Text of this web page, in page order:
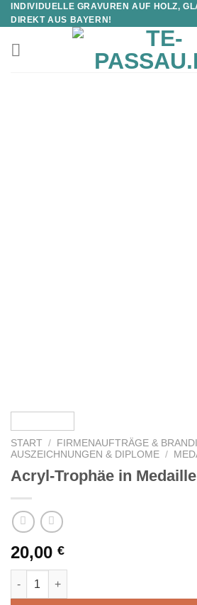
INDIVIDUELLE GRAVUREN AUF HOLZ,
DIREKT AUS BAYERN!
START / FIRMENAUFTRÄGE &
AUSZEICHNUNGEN & DIPLOME /
Acryl-Trophäe in
20,00 €
Acryl-Trophäe in Medaillenform Menge